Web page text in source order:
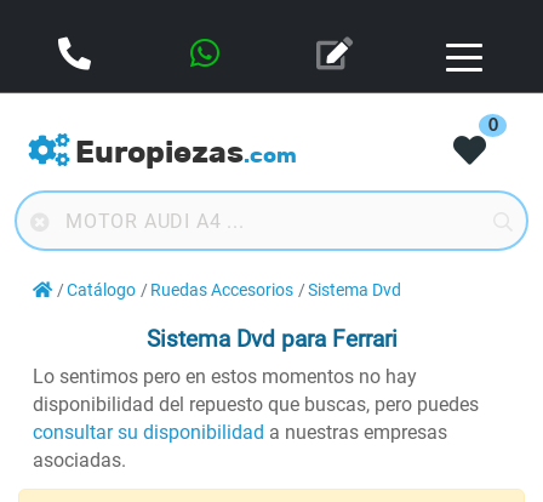
Europiezas.com
0
Catálogo Ruedas Accesorios Sistema Dvd
Sistema Dvd para Ferrari
Lo sentimos pero en estos momentos no hay
disponibilidad del repuesto que buscas, pero puedes
consultar su disponibilidad a nuestras empresas
asociadas.